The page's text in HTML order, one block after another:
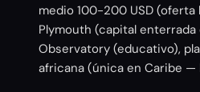
medio 100-200 USD
Plymouth (capital
Observatory (educativo),
africana (única en Caribe —